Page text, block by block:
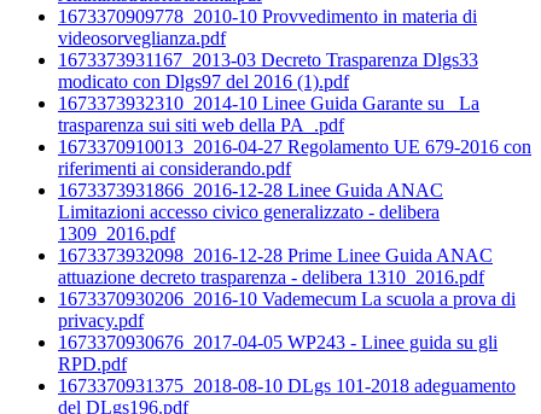
1673370909778_2010-10 Provvedimento in materia di
videosorveglianza.pdf
1673373931167_2013-03 Decreto Trasparenza Dlgs33
modicato con Dlgs97 del 2016 (1).pdf
1673373932310_2014-10 Linee Guida Garante su _La
trasparenza sui siti web della PA_.pdf
1673370910013_2016-04-27 Regolamento UE 679-2016 con
riferimenti ai considerando.pdf
1673373931866_2016-12-28 Linee Guida ANAC
Limitazioni accesso civico generalizzato - delibera
1309_2016.pdf
1673373932098_2016-12-28 Prime Linee Guida ANAC
attuazione decreto trasparenza - delibera 1310_2016.pdf
1673370930206_2016-10 Vademecum La scuola a prova di
privacy.pdf
1673370930676_2017-04-05 WP243 - Linee guida su gli
RPD.pdf
1673370931375_2018-08-10 DLgs 101-2018 adeguamento
del DLgs196.pdf